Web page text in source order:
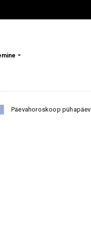
pühapäevaks, 9.